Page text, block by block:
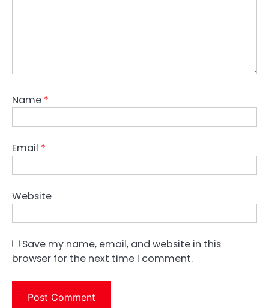
Name *
Email *
Website
Save my name, email, and website in this
browser for the next time I comment.